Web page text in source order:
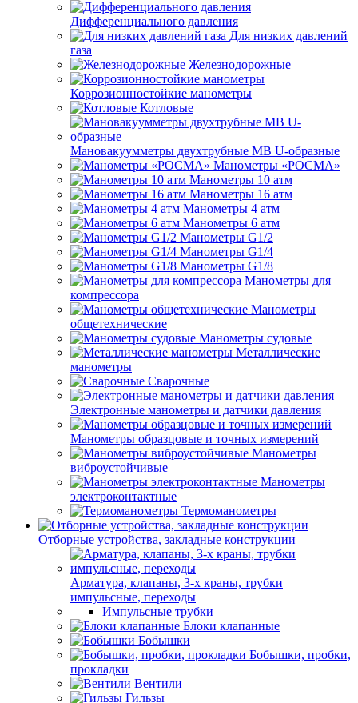
Дифференциального давления
Для низких давлений
газа
Железнодорожные
Коррозионностойкие манометры
Котловые
Мановакуумметры двухтрубные МВ U-образные
Манометры «РОСМА»
Манометры 10 атм
Манометры 16 атм
Манометры 4 атм
Манометры 6 атм
Манометры G1/2
Манометры G1/4
Манометры G1/8
Манометры для
компрессора
Манометры
общетехнические
Манометры судовые
Металлические
манометры
Сварочные
Электронные манометры и датчики давления
Манометры образцовые и точных измерений
Манометры
виброустойчивые
Манометры
электроконтактные
Термоманометры
Отборные устройства, закладные конструкции
Арматура, клапаны, 3-х краны, трубки
импульсные, переходы
Импульсные трубки
Блоки клапанные
Бобышки
Бобышки, пробки,
прокладки
Вентили
Гильзы